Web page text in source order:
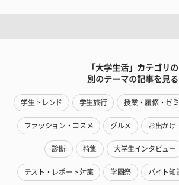
「大学生活」カテゴリの
別のテーマの記事を見る
学生トレンド 学生旅行 授業・履修・ゼミ
ファッション・コスメ グルメ お出かけ
診断 特集 大学生インタビュー
テスト・レポート対策 学園祭 バイト知